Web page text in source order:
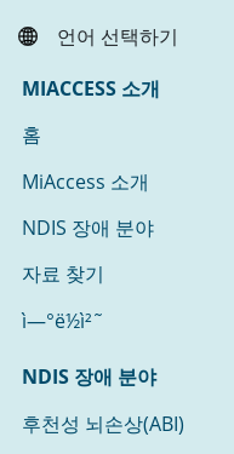
언어 선택하기
MIACCESS 소개
홈
MiAccess 소개
NDIS 장애 분야
자료 찾기
ì—°ë½ì²˜
NDIS 장애 분야
후천성 뇌손상(ABI)